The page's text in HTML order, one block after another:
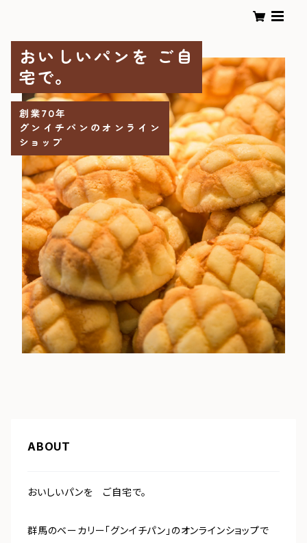
おいしいパンを ご自
宅で。
創業70年
グンイチパンのオンライン
ショップ
ABOUT
おいしいパンを ご自宅で。
群馬のベーカリー「グンイチパン」のオンラインショップで